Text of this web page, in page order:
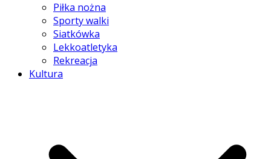
Piłka nożna
Sporty walki
Siatkówka
Lekkoatletyka
Rekreacja
Kultura